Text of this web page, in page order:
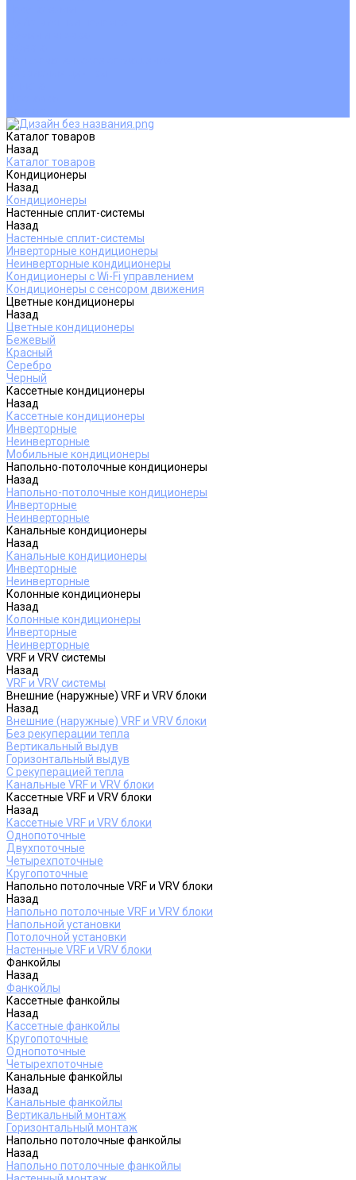
Каталог товаров
Назад
Каталог товаров
Кондиционеры
Назад
Кондиционеры
Настенные сплит-системы
Назад
Настенные сплит-системы
Инверторные кондиционеры
Неинверторные кондиционеры
Кондиционеры с Wi-Fi управлением
Кондиционеры с сенсором движения
Цветные кондиционеры
Назад
Цветные кондиционеры
Бежевый
Красный
Серебро
Черный
Кассетные кондиционеры
Назад
Кассетные кондиционеры
Инверторные
Неинверторные
Мобильные кондиционеры
Напольно-потолочные кондиционеры
Назад
Напольно-потолочные кондиционеры
Инверторные
Неинверторные
Канальные кондиционеры
Назад
Канальные кондиционеры
Инверторные
Неинверторные
Колонные кондиционеры
Назад
Колонные кондиционеры
Инверторные
Неинверторные
VRF и VRV системы
Назад
VRF и VRV системы
Внешние (наружные) VRF и VRV блоки
Назад
Внешние (наружные) VRF и VRV блоки
Без рекуперации тепла
Вертикальный выдув
Горизонтальный выдув
С рекуперацией тепла
Канальные VRF и VRV блоки
Кассетные VRF и VRV блоки
Назад
Кассетные VRF и VRV блоки
Однопоточные
Двухпоточные
Четырехпоточные
Кругопоточные
Напольно потолочные VRF и VRV блоки
Назад
Напольно потолочные VRF и VRV блоки
Напольной установки
Потолочной установки
Настенные VRF и VRV блоки
Фанкойлы
Назад
Фанкойлы
Кассетные фанкойлы
Назад
Кассетные фанкойлы
Кругопоточные
Однопоточные
Четырехпоточные
Канальные фанкойлы
Назад
Канальные фанкойлы
Вертикальный монтаж
Горизонтальный монтаж
Напольно потолочные фанкойлы
Назад
Напольно потолочные фанкойлы